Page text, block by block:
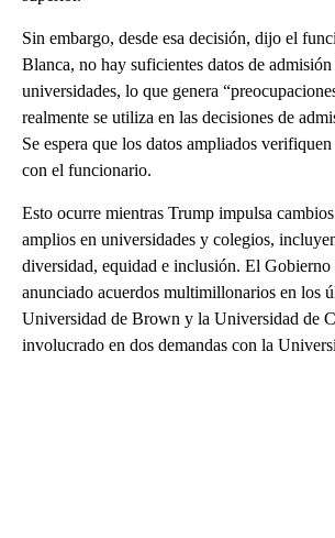
Sin embargo, desde esa decisión, dijo el
Blanca, no hay suficientes datos de
universidades, lo que genera
realmente se utiliza en las decisiones de
Se espera que los datos ampliados
con el funcionario.
Esto ocurre mientras Trump impulsa
amplios en universidades y colegios,
diversidad, equidad e inclusión. El Gobierno
anunciado acuerdos multimillonarios en los
Universidad de Brown y la Universidad de
involucrado en dos demandas con la